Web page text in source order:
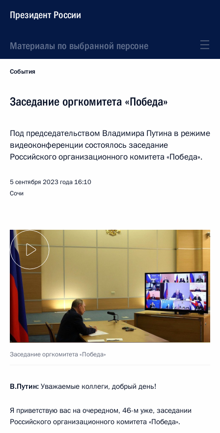
Президент России
Материалы по выбранной персоне
События
Заседание оргкомитета «Победа»
Под председательством Владимира Путина в режиме
видеоконференции состоялось заседание
Российского организационного комитета «Победа».
5 сентября 2023 года 16:10
Сочи
Заседание оргкомитета «Победа»
В.Путин: Уважаемые коллеги, добрый день!
Я приветствую вас на очередном, 46-м уже, заседании
Российского организационного комитета «Победа».